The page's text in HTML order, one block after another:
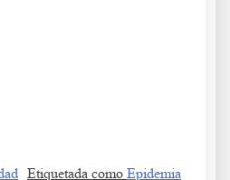
Etiquetada como Epidemia